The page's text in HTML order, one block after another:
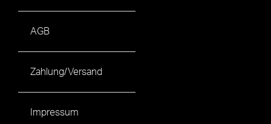
AGB
Zahlung/Versand
Impressum